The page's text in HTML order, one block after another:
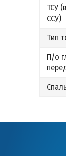
ТСУ
ССУ)
Тип
П/о